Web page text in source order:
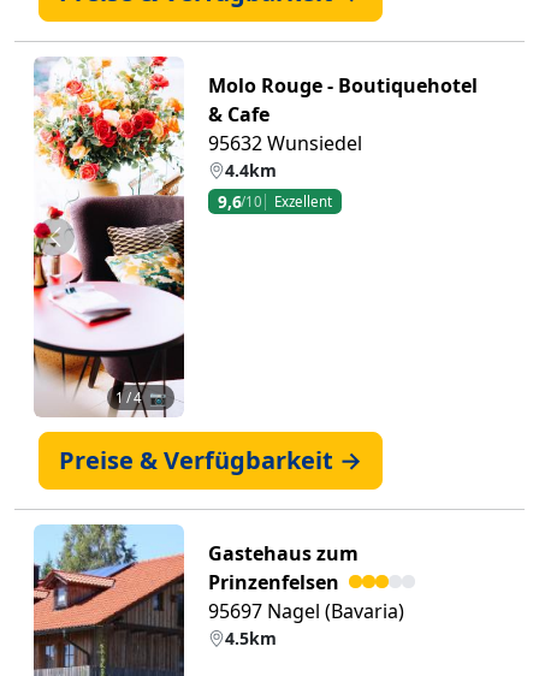
Zurück Weiter
1/ 4 📷
Molo Rouge - Boutiquehotel
& Cafe
95632 Wunsiedel
4.4km
9,6/10 Exzellent
Preise & Verfügbarkeit →
Gastehaus zum
Prinzenfelsen
95697 Nagel (Bavaria)
4.5km